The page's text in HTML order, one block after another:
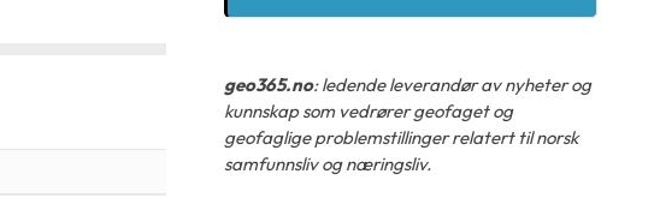
geo365.no: ledende leverandør av nyheter og
kunnskap som vedrører geofaget og
geofaglige problemstillinger relatert til norsk
samfunnsliv og næringsliv.